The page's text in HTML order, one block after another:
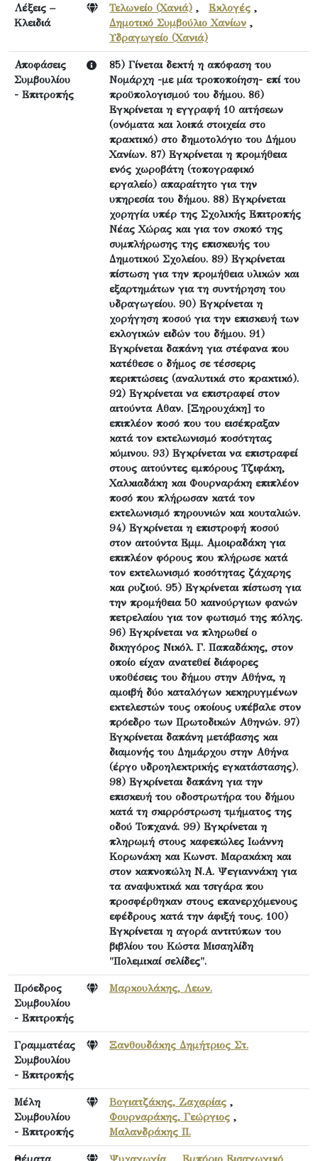
Λέξεις –
Κλειδιά
Τελωνείο (Χανιά) , Εκλογές ,
Δημοτικό Συμβούλιο Χανίων ,
Υδραγωγείο (Χανιά)
Αποφάσεις
Συμβουλίου
- Επιτροπής
85) Γίνεται δεκτή η απόφαση του
Νομάρχη -με μία τροποποίηση- επί του
προϋπολογισμού του δήμου. 86)
Εγκρίνεται η εγγραφή 10 αιτήσεων
(ονόματα και λοιπά στοιχεία στο
πρακτικό) στο δημοτολόγιο του Δήμου
Χανίων. 87) Εγκρίνεται η προμήθεια
ενός χωροβάτη (τοπογραφικό
εργαλείο) απαραίτητο για την
υπηρεσία του δήμου. 88) Εγκρίνεται
χορηγία υπέρ της Σχολικής Επιτροπής
Νέας Χώρας και για τον σκοπό της
συμπλήρωσης της επισκευής του
Δημοτικού Σχολείου. 89) Εγκρίνεται
πίστωση για την προμήθεια υλικών και
εξαρτημάτων για τη συντήρηση του
υδραγωγείου. 90) Εγκρίνεται η
χορήγηση ποσού για την επισκευή των
εκλογικών ειδών του δήμου. 91)
Εγκρίνεται δαπάνη για στέφανα που
κατέθεσε ο δήμος σε τέσσερις
περιπτώσεις (αναλυτικά στο πρακτικό).
92) Εγκρίνεται να επιστραφεί στον
αιτούντα Αθαν. [Ξηρουχάκη] το
επιπλέον ποσό που του εισέπραξαν
κατά τον εκτελωνισμό ποσότητας
κύμινου. 93) Εγκρίνεται να επιστραφεί
στους αιτούντες εμπόρους Τζιφάκη,
Χαλκιαδάκη και Φουρναράκη επιπλέον
ποσό που πλήρωσαν κατά τον
εκτελωνισμό πηρουνιών και κουταλιών.
94) Εγκρίνεται η επιστροφή ποσού
στον αιτούντα Εμμ. Αμοιραδάκη για
επιπλέον φόρους που πλήρωσε κατά
τον εκτελωνισμό ποσότητας ζάχαρης
και ρυζιού. 95) Εγκρίνεται πίστωση για
την προμήθεια 50 καινούργιων φανών
πετρελαίου για τον φωτισμό της πόλης.
96) Εγκρίνεται να πληρωθεί ο
δικηγόρος Νικόλ. Γ. Παπαδάκης, στον
οποίο είχαν ανατεθεί διάφορες
υποθέσεις του δήμου στην Αθήνα, η
αμοιβή δύο καταλόγων κεκηρυγμένων
εκτελεστών τους οποίους υπέβαλε στον
πρόεδρο των Πρωτοδικών Αθηνών. 97)
Εγκρίνεται δαπάνη μετάβασης και
διαμονής του Δημάρχου στην Αθήνα
(έργο υδροηλεκτρικής εγκατάστασης).
98) Εγκρίνεται δαπάνη για την
επισκευή του οδοστρωτήρα του δήμου
κατά τη σκιρρόστρωση τμήματος της
οδού Τοπχανά. 99) Εγκρίνεται η
πληρωμή στους καφεπώλες Ιωάννη
Κορωνάκη και Κωνστ. Μαρακάκη και
στον καπνοπώλη Ν.Α. Ψεγιαννάκη για
τα αναψυκτικά και τσιγάρα που
προσφέρθηκαν στους επανερχόμενους
εφέδρους κατά την άφιξή τους. 100)
Εγκρίνεται η αγορά αντιτύπων του
βιβλίου του Κώστα Μισαηλίδη
"Πολεμικαί σελίδες".
Πρόεδρος
Συμβουλίου
- Επιτροπής
Μαρκουλάκης, Λεων.
Γραμματέας
Συμβουλίου
- Επιτροπής
Ξανθουδάκης Δημήτριος Στ.
Μέλη
Συμβουλίου
- Επιτροπής
Βογιατζάκης, Ζαχαρίας ,
Φουρναράκης, Γεώργιος ,
Μαλανδράκης Π.